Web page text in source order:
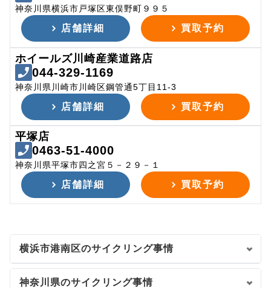
神奈川県横浜市戸塚区東俣野町９９５
店舗詳細 買取予約
ホイールズ川崎産業道路店
044-329-1169
神奈川県川崎市川崎区鋼管通5丁目11-3
店舗詳細 買取予約
平塚店
0463-51-4000
神奈川県平塚市四之宮５－２９－１
店舗詳細 買取予約
横浜市港南区のサイクリング事情
神奈川県のサイクリング事情